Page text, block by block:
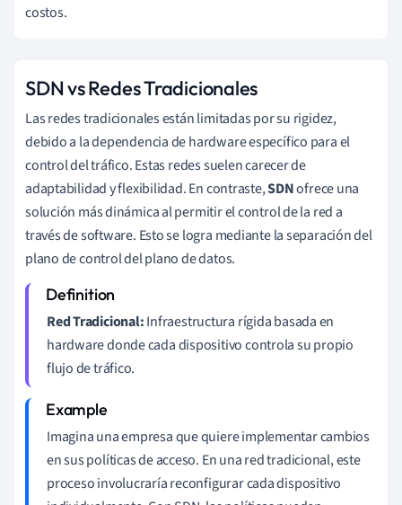
costos.
SDN vs Redes Tradicionales
Las redes tradicionales están limitadas por su rigidez,
debido a la dependencia de hardware específico para el
control del tráfico. Estas redes suelen carecer de
adaptabilidad y flexibilidad. En contraste,SDNofrece una
solución más dinámica al permitir el control de la red a
través de software. Esto se logra mediante la separación del
plano de control del plano de datos.
Red Tradicional:Infraestructura rígida basada en
hardware donde cada dispositivo controla su propio
flujo de tráfico.
Imagina una empresa que quiere implementar cambios
en sus políticas de acceso. En una red tradicional, este
proceso involucraría reconfigurar cada dispositivo